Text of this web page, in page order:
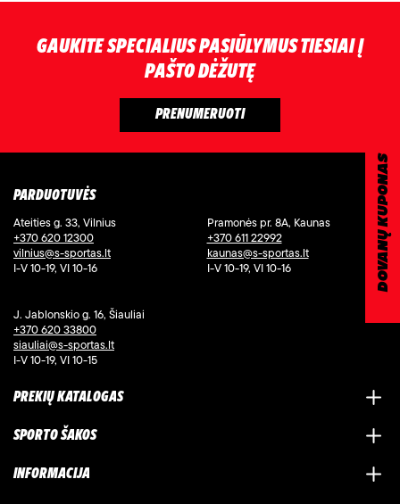
GAUKITE SPECIALIUS PASIŪLYMUS TIESIAI Į
PAŠTO DĖŽUTĘ
DOVANŲ KUPONAS
PARDUOTUVĖS
Ateities g. 33, Vilnius
+370 620 12300
vilnius@s-sportas.lt
I-V 10-19, VI 10-16
Pramonės pr. 8A, Kaunas
+370 611 22992
kaunas@s-sportas.lt
I-V 10-19, VI 10-16
J. Jablonskio g. 16, Šiauliai
+370 620 33800
siauliai@s-sportas.lt
I-V 10-19, VI 10-15
PREKIŲ KATALOGAS
SPORTO ŠAKOS
INFORMACIJA